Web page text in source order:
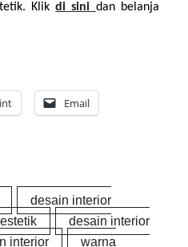
Klik di sini dan belanja
Email
desain interior
desain interior
interior
warna